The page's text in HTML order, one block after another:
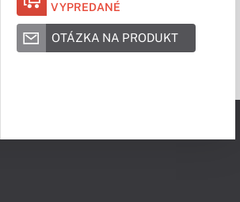
VYPREDANÉ
OTÁZKA NA PRODUKT